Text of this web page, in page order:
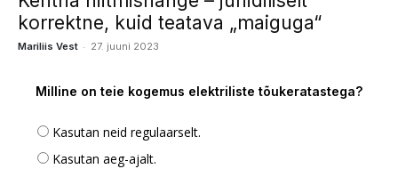
korrektne, kuid teatava „maiguga“
Mariliis Vest - 27. juuni 2023
Milline on teie kogemus elektriliste tõukeratastega?
Kasutan neid regulaarselt.
Kasutan aeg-ajalt.